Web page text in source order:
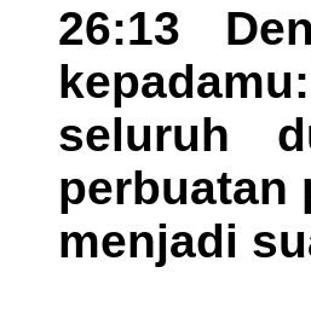
26:13
seluruh
perbuatan
menjadi